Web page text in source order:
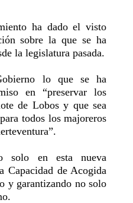
ha dado el visto
sobre la que se ha
la legislatura pasada.
lo que se ha
en “preservar los
de Lobos y que sea
todos los majoreros
solo en esta nueva
Capacidad de Acogida
y garantizando no solo